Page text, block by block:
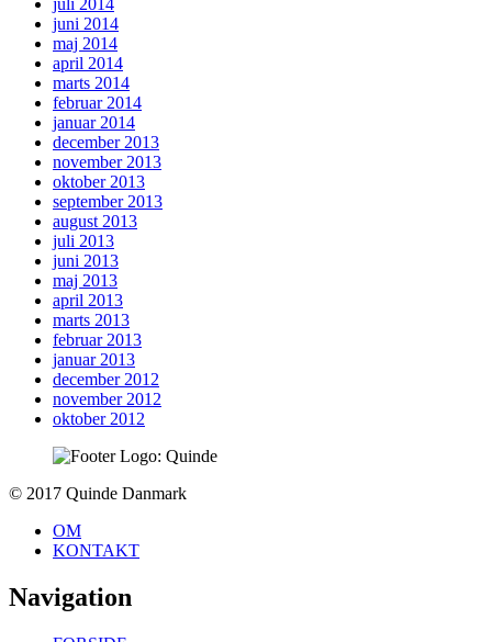
juli 2014
juni 2014
maj 2014
april 2014
marts 2014
februar 2014
januar 2014
december 2013
november 2013
oktober 2013
september 2013
august 2013
juli 2013
juni 2013
maj 2013
april 2013
marts 2013
februar 2013
januar 2013
december 2012
november 2012
oktober 2012
To
© 2017 Quinde Danmark
OM
KONTAKT
Navigation